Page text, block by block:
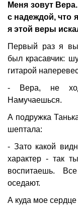
Меня зовут
с надеждой, что
я этой веры
Первый раз я
был красавчик:
гитарой
- Вера, не
Намучаешься.
А подружка
шептала:
- Зато какой
характер - так
воспитаешь.
оседают.
А куда мое сердце